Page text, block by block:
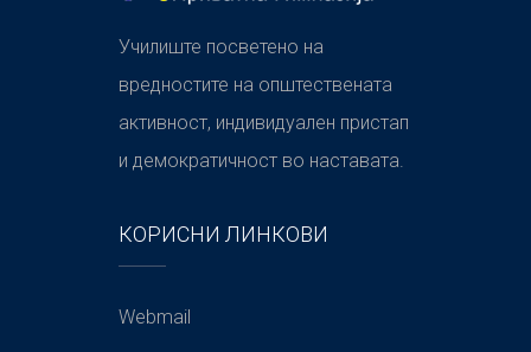
Училиште посветено на
вредностите на општествената
активност, индивидуален пристап
и демократичност во наставата.
КОРИСНИ ЛИНКОВИ
Webmail